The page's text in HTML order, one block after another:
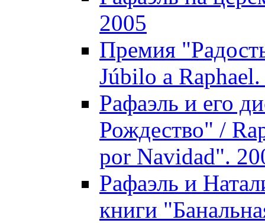
2005
Премия
Júbilo a
Рафаэль и его
Рождество" /
por Navidad".
Рафаэль и
книги